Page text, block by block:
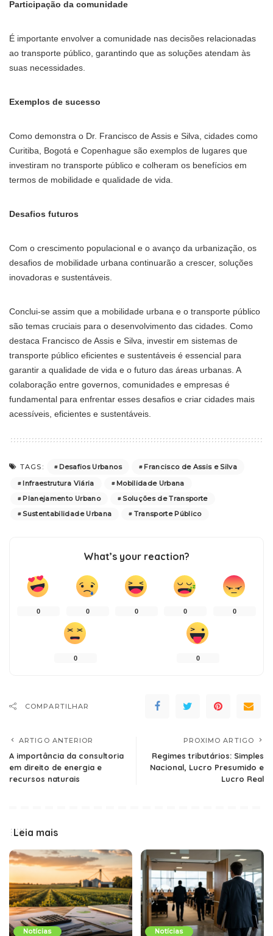
Participação da comunidade
É importante envolver a comunidade nas decisões relacionadas
ao transporte público, garantindo que as soluções atendam às
suas necessidades.
Exemplos de sucesso
Como demonstra o Dr. Francisco de Assis e Silva, cidades como
Curitiba, Bogotá e Copenhague são exemplos de lugares que
investiram no transporte público e colheram os benefícios em
termos de mobilidade e qualidade de vida.
Desafios futuros
Com o crescimento populacional e o avanço da urbanização, os
desafios de mobilidade urbana continuarão a crescer, soluções
inovadoras e sustentáveis.
Conclui-se assim que a mobilidade urbana e o transporte público
são temas cruciais para o desenvolvimento das cidades. Como
destaca Francisco de Assis e Silva, investir em sistemas de
transporte público eficientes e sustentáveis ​​é essencial para
garantir a qualidade de vida e o futuro das áreas urbanas. A
colaboração entre governos, comunidades e empresas é
fundamental para enfrentar esses desafios e criar cidades mais
acessíveis, eficientes e sustentáveis.
TAGS: Desafios Urbanos
Francisco de Assis e Silva
Infraestrutura Viária
Mobilidade Urbana
Planejamento Urbano
Soluções de Transporte
Sustentabilidade Urbana
Transporte Público
What’s your reaction?
0 0 0 0 0
0 0
COMPARTILHAR
ARTIGO ANTERIOR
A importância da consultoria
em direito de energia e
recursos naturais
PROXIMO ARTIGO
Regimes tributários: Simples
Nacional, Lucro Presumido e
Lucro Real
Leia mais
Notícias Notícias